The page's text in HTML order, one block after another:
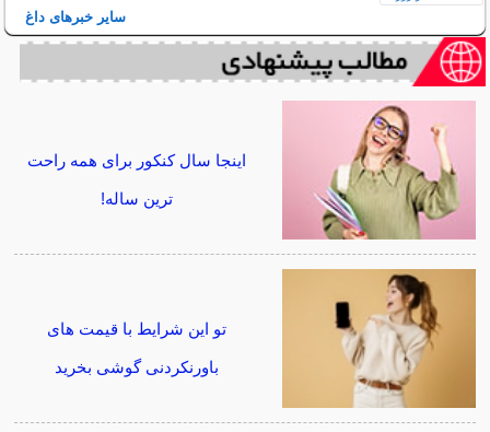
سایر خبرهای داغ
اینجا سال کنکور برای همه راحت
ترین ساله!
تو این شرایط با قیمت های
باورنکردنی گوشی بخرید